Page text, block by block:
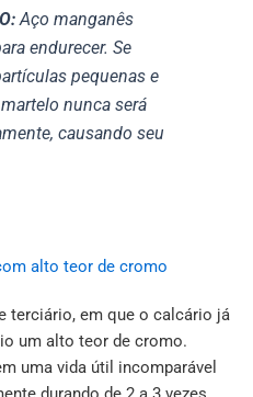
Aço manganês
endurecer. Se
pequenas e
nunca será
causando seu
alto teor de cromo
terciário, em que o calcário já
um alto teor de cromo.
uma vida útil incomparável